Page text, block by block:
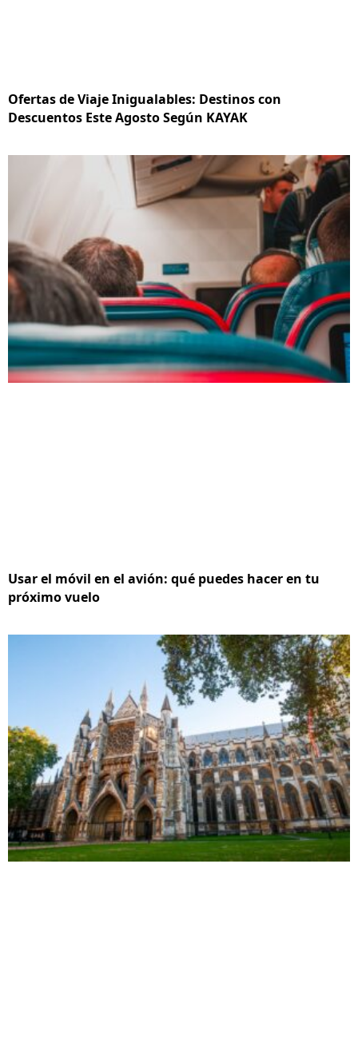
Ofertas de Viaje Inigualables: Destinos con
Descuentos Este Agosto Según KAYAK
Usar el móvil en el avión: qué puedes hacer en tu
próximo vuelo